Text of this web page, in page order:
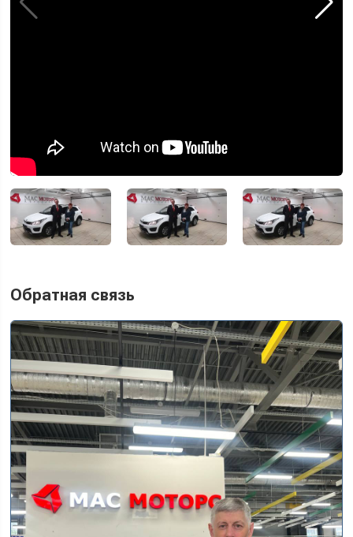
Обратная связь